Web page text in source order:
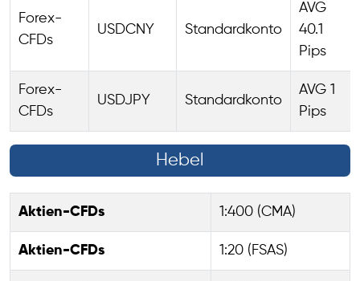
Forex-
CFDs
USDCNY Standardkonto
AVG
40.1
Pips
Forex-
CFDs
USDJPY Standardkonto
AVG 1
Pips
Hebel
Aktien-CFDs 1:400 (CMA)
Aktien-CFDs 1:20 (FSAS)